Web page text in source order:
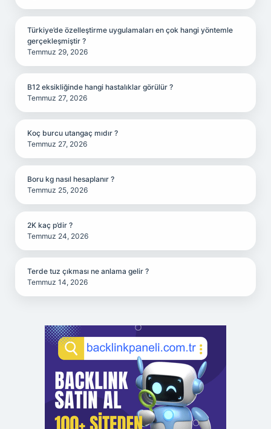
Türkiye’de özelleştirme uygulamaları en çok hangi yöntemle
gerçekleşmiştir ?
Temmuz 29, 2026
B12 eksikliğinde hangi hastalıklar görülür ?
Temmuz 27, 2026
Koç burcu utangaç mıdır ?
Temmuz 27, 2026
Boru kg nasıl hesaplanır ?
Temmuz 25, 2026
2K kaç p’dir ?
Temmuz 24, 2026
Terde tuz çıkması ne anlama gelir ?
Temmuz 14, 2026